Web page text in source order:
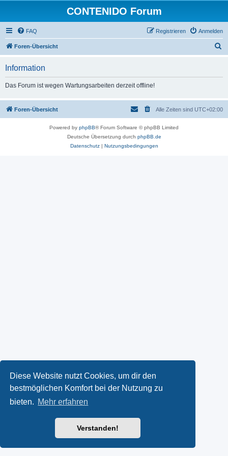
Diese Website nutzt Cookies, um dir den
bestmöglichen Komfort bei der Nutzung zu
bieten. Mehr erfahren
Verstanden!
CONTENIDO Forum
FAQ Anmelden
Registrieren
Foren-Übersicht
Information
Das Forum ist wegen Wartungsarbeiten derzeit offline!
Foren-Übersicht Alle Zeiten sind UTC+02:00
Powered by phpBB® Forum Software © phpBB Limited
Deutsche Übersetzung durch phpBB.de
Datenschutz| Nutzungsbedingungen